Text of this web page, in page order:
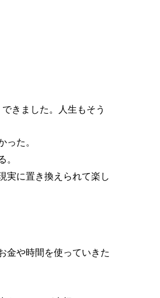
きました。人生もそう
った。
。
実に置き換えられて楽し
金や時間を使っていきた